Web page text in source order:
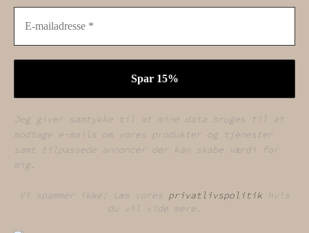
Jeg giver samtykke til at mine data bruges til at
modtage e-mails om vores produkter og tjenester
samt tilpassede annoncer der kan skabe værdi for
mig.
Vi spammer ikke! Læs vores privatlivspolitik hvis
du vil vide mere.